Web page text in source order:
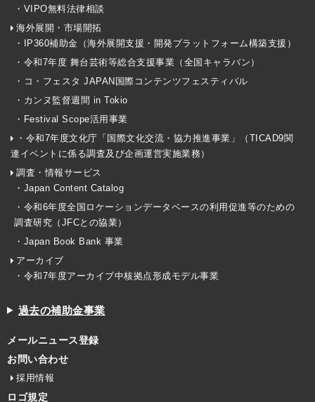
・VIPO無料法律相談
海外展開・市場開拓
・IP360補助金（海外展開支援・開発プラットフォーム構築支援）
・令和7年度 舞台芸術等総合支援事業（全国キャラバン）
・コ・フェスタ JAPAN国際コンテンツフェスティバル
・カンヌ監督週間 in Tokio
・Festival Scope活用事業
・令和7年度文化庁「国際文化交流・協力推進事業」（TICAD9関
連イベントに係る調査及び企画運営実施業務）
調査・情報サービス
・Japan Content Catalog
・令和6年度全国ロケーションデータベースの利用促進等のための
調査研究（JFCとの協業）
・Japan Book Bank 事業
アーカイブ
・令和7年度アーカイブ中核拠点形成モデル事業
過去の補助金事業
メールニュース登録
お問い合わせ
採用情報
ロゴ規定